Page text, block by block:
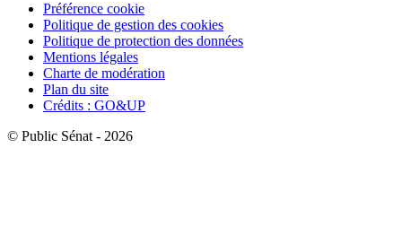
Préférence cookie
Politique de gestion des cookies
Politique de protection des données
Mentions légales
Charte de modération
Plan du site
Crédits : GO&UP
© Public Sénat - 2026